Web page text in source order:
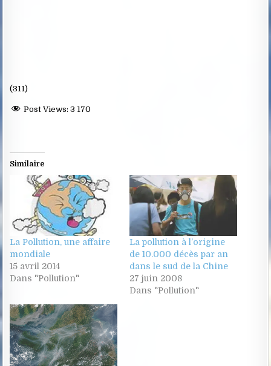
(311)
Post Views: 3 170
Similaire
La Pollution, une affaire
mondiale
15 avril 2014
Dans "Pollution"
La pollution à l’origine
de 10.000 décès par an
dans le sud de la Chine
27 juin 2008
Dans "Pollution"